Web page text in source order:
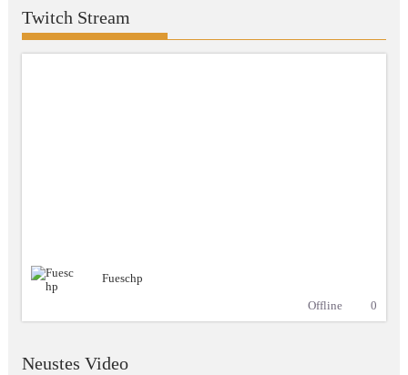
Twitch Stream
Fueschp
Offline
0
Neustes Video